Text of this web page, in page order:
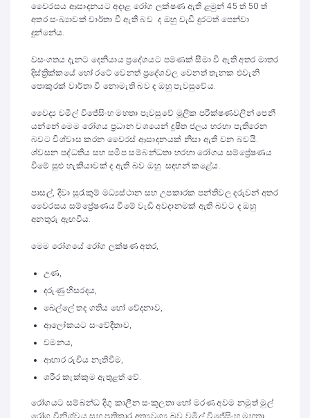
වෛරසය ආසාදනයට අදාළ රෝග ලක්ෂණ ඇති ළමුන් 45 ත් 50 ත්
අතර සංඛ්‍යාවක් වාර්තා වී ඇති බව ද ඔහු වැඩි දුරටත් පෙන්වා
දුන්නේය.
වසංගතය දැනට දෙනියාය ප්‍රදේශයට පමණක් සීමා වී ඇති අතර මාතර
දිස්ත්‍රික්කයේ හෝ රටේ වෙනත් ප්‍රදේශවල වෙනත් තැනක එවැනි
පොකුරක් වාර්තා වී නොමැති බව ද ඔහු පැවසුවේය.
වෛද්‍ය චමිල් විජේසිංහ මහතා පැවසුවේ මූලික පරීක්ෂණවලින් පෙනී
යන්නේ මෙම රෝගය ප්‍රධාන වශයෙන් දූෂිත ජලය හරහා පැතිරෙන
බවට විශ්වාස කරන වෛරස් ආසාදනයක් නිසා ඇති වන බවයි.
ශ්වසන පද්ධතිය සහ සමීප සම්බන්ධතා හරහා රෝගය සම්ප්‍රේෂණය
වීමේ සුළු හැකියාවක් ද ඇති බව ඔහු සඳහන් කළේය.
පාසල්, දිවා සුරැකුම් මධ්‍යස්ථාන සහ උපකාරක පන්තිවල දරුවන් අතර
වෛරසය සම්ප්‍රේෂණය වීමේ වැඩි අවදානමක් ඇති බවට ද ඔහු
අනතුරු ඇඟවීය.
මෙම රෝගයේ රෝග ලක්ෂණ අතර,
උණ,
දරුණු හිසරදය,
බෙල්ලේ තද ගතිය හෝ වේදනාව,
ආලෝකයට සංවේදීතාව,
වමනය,
ආහාර රුචිය නැතිවීම,
ශරීර කැක්කුම ඇතුළත් වේ.
රෝගයට සම්බන්ධ දිගු කාලීන සංකූලතා හෝ මරණ අවම නමුත් මුල්
රෝග විනිශ්චය සහ ප්‍රතිකාර අත්‍යවශ්‍ය බව චමිල් විජේසිංහ මහතා